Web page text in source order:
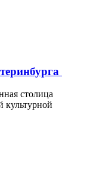
столица
культурной